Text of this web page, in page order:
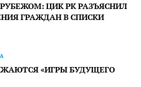
ЦИК РК РАЗЪЯСНИЛ
ГРАЖДАН В СПИСКИ
«ИГРЫ БУДУЩЕГО